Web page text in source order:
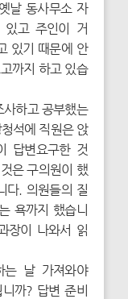
날 동사무소 자
있고 주인이 거
있기 때문에 안
까지 하고 있습
하고 공부했는
석에 직원은 앉
답변요구한 것
은 구의원이 했
다. 의원들의 질
욕까지 했습니
장이 나와서 읽
는 날 가져와야
까? 답변 준비